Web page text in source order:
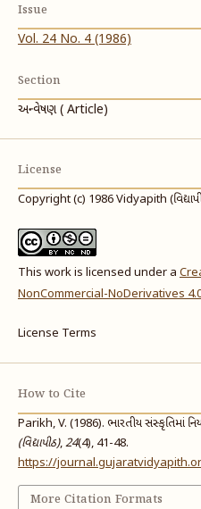
Issue
Vol. 24 No. 4 (1986)
Section
અન્વેષણ ( Article)
License
Copyright (c) 1986 Vidyapith
This work is licensed under a
NonCommercial-NoDerivatives
License Terms
How to Cite
Parikh, V. (1986). ભારતીય સંસ્કૃતિમાં
(વિદ્યાપીઠ),24(4), 41-48.
https://
More Citation Formats